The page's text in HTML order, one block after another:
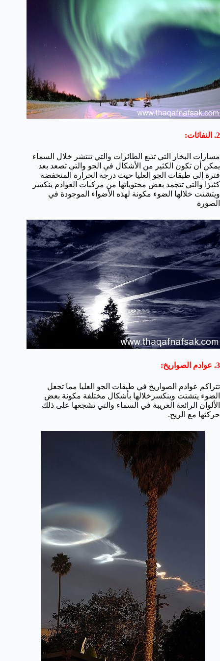
2. النفاثات:
مسارات البخار التي تتبع الطائرات والتي تنتشر خلال السماء
يمكن أن تكون الكثير من الأشكال في الجو والتي تصعد بعد
فترة إلى طبقات الجو العليا حيث درجة الحرارة المنخفضة
كثيرًا والتي تتجمد بعض محتوياتها من مركبات العوادم ينكسر
ويتشتت خلالها الضوء مكونة لهذه الأضواء الموجودة في
الصورة
3. عوادم الصواريخ:
تتراكم عوادم الصواريخ في طبقات الجو العليا مما تجعل
الضوء يتشتت وينكسرخلالها بأشكال مختلفة مكونة بعض
الألوان الرائعة الغريبة في السماء والتي تشجعها على ذلك
حركتها مع الريح.